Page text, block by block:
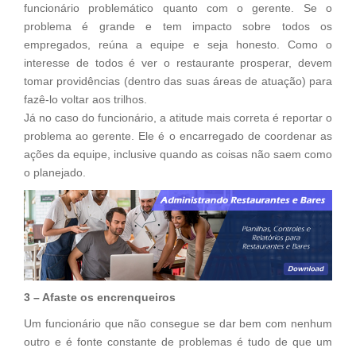
funcionário problemático quanto com o gerente. Se o
problema é grande e tem impacto sobre todos os
empregados, reúna a equipe e seja honesto. Como o
interesse de todos é ver o restaurante prosperar, devem
tomar providências (dentro das suas áreas de atuação) para
fazê-lo voltar aos trilhos.
Já no caso do funcionário, a atitude mais correta é reportar o
problema ao gerente. Ele é o encarregado de coordenar as
ações da equipe, inclusive quando as coisas não saem como
o planejado.
3 – Afaste os encrenqueiros
Um funcionário que não consegue se dar bem com nenhum
outro e é fonte constante de problemas é tudo de que um